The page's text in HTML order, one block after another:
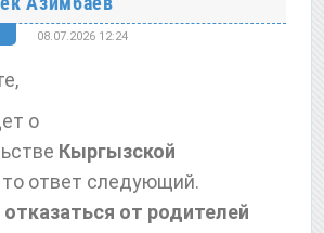
08.07.2026 12:24
о
Кыргызской
то ответ следующий.
от родителей